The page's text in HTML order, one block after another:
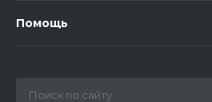
Помощь